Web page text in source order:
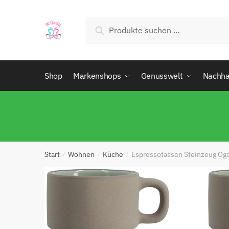
Suchen
Shop Markenshops Genusswelt
Start / Wohnen / Küche / Espressotassen Steinzeug